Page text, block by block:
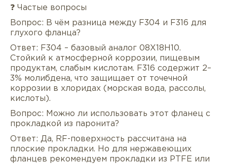
❓ Частые вопросы
Вопрос: В чём разница между F304 и F316 для
глухого фланца?
Ответ: F304 – базовый аналог 08Х18Н10.
Стойкий к атмосферной коррозии, пищевым
продуктам, слабым кислотам. F316 содержит 2–
3% молибдена, что защищает от точечной
коррозии в хлоридах (морская вода, рассолы,
кислоты).
Вопрос: Можно ли использовать этот фланец с
прокладкой из паронита?
Ответ: Да, RF-поверхность рассчитана на
плоские прокладки. Но для нержавеющих
фланцев рекомендуем прокладки из PTFE или